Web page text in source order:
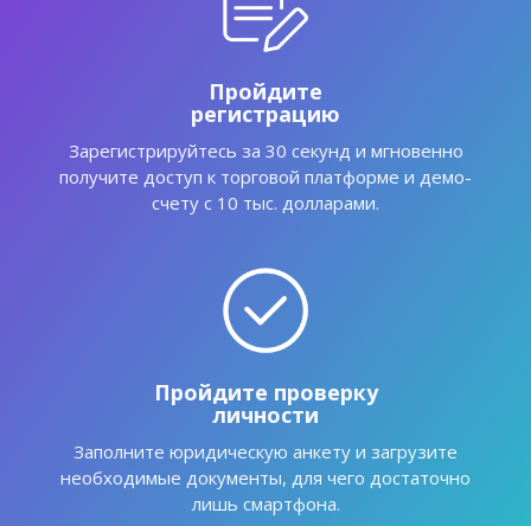
Пройдите
регистрацию
Зарегистрируйтесь за 30 секунд и мгновенно
получите доступ к торговой платформе и демо-
счету с 10 тыс. долларами.
Пройдите проверку
личности
Заполните юридическую анкету и загрузите
необходимые документы, для чего достаточно
лишь смартфона.